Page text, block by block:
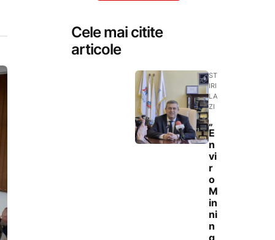
Cele mai citite
articole
ST
IRI
LA
ZI
„
E
n
vi
r
o
M
in
ni
n
g